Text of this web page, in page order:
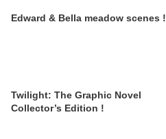
Edward & Bella meadow scenes !
Twilight: The Graphic Novel
Collector’s Edition !